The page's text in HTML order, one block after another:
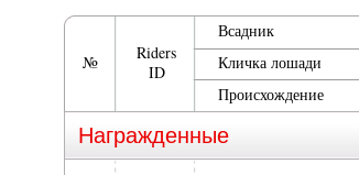
№
Riders
ID
Всадник
Кличка лошади
Происхождение
Награжденные